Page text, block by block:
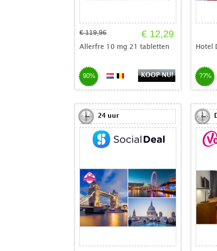
€ 119,96 € 12,29
Allerfre 10 mg 21 tabletten
90% KOOP NU!
Hotel
??%
24 uur